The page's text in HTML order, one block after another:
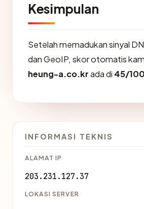
Kesimpulan
Setelah memadukan sinyal
dan GeoIP, skor otomatis
heung-a.co.krada di 45/100
INFORMASI TEKNIS
ALAMAT IP
203.231.127.37
LOKASI SERVER